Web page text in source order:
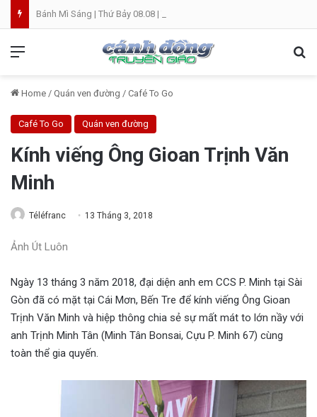
Bánh Mì Sáng | Thứ Bảy 08.08 | Thánh Đaminh, Linh mục
Home / Quán ven đường / Café To Go
Café To Go Quán ven đường
Kính viếng Ông Gioan Trịnh Văn
Minh
Téléfranc 13 Tháng 3, 2018
Ảnh Út Luôn
Ngày 13 tháng 3 năm 2018, đại diện anh em CCS P. Minh tại Sài
Gòn đã có mặt tại Cái Mơn, Bến Tre để kính viếng Ông Gioan
Trịnh Văn Minh và hiệp thông chia sẻ sự mất mát to lớn nầy với
anh Trịnh Minh Tân (Minh Tân Bonsai, Cựu P. Minh 67) cùng
toàn thể gia quyến.